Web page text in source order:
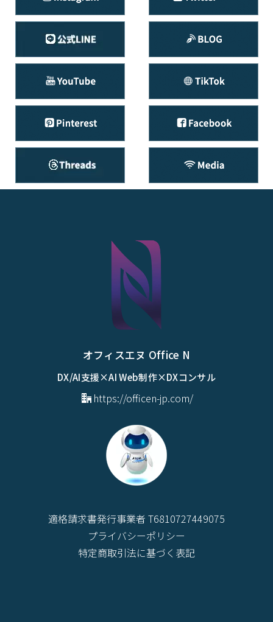
オフィスエヌ Office N
DX/AI支援×AI Web制作×DXコンサル
https://officen-jp.com/
適格請求書発行事業者 T6810727449075
プライバシーポリシー
特定商取引法に基づく表記